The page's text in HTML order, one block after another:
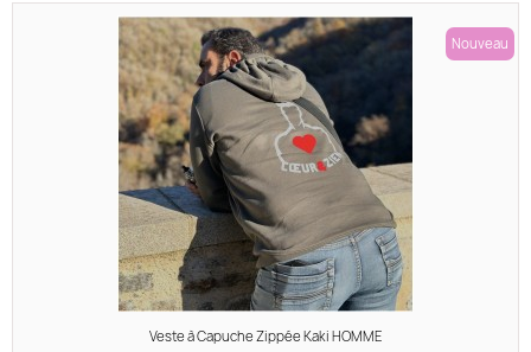
Aperçu rapide
Nouveau
Veste à Capuche Zippée Kaki HOMME